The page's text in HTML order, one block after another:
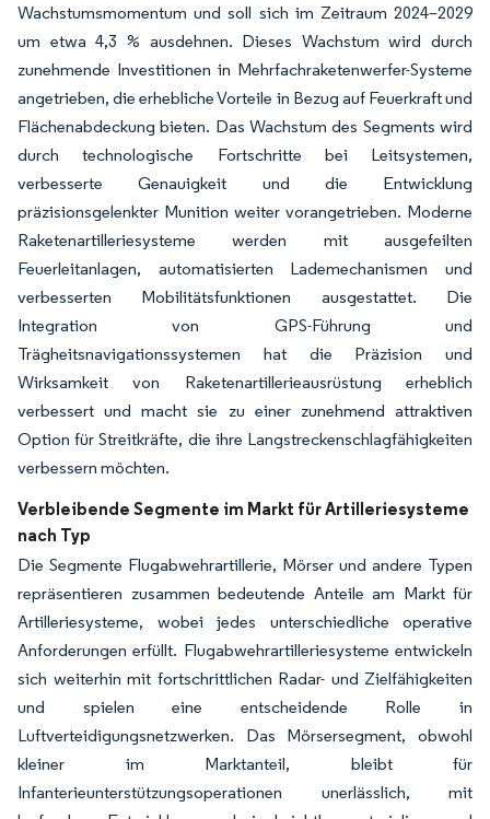
Wachstumsmomentum und soll sich im Zeitraum 2024–2029
um etwa 4,3 % ausdehnen. Dieses Wachstum wird durch
zunehmende Investitionen in Mehrfachraketenwerfer-Systeme
angetrieben, die erhebliche Vorteile in Bezug auf Feuerkraft und
Flächenabdeckung bieten. Das Wachstum des Segments wird
durch technologische Fortschritte bei Leitsystemen,
verbesserte Genauigkeit und die Entwicklung
präzisionsgelenkter Munition weiter vorangetrieben. Moderne
Raketenartilleriesysteme werden mit ausgefeilten
Feuerleitanlagen, automatisierten Lademechanismen und
verbesserten Mobilitätsfunktionen ausgestattet. Die
Integration von GPS-Führung und
Trägheitsnavigationssystemen hat die Präzision und
Wirksamkeit von Raketenartillerieausrüstung erheblich
verbessert und macht sie zu einer zunehmend attraktiven
Option für Streitkräfte, die ihre Langstreckenschlagfähigkeiten
verbessern möchten.
Verbleibende Segmente im Markt für Artilleriesysteme
nach Typ
Die Segmente Flugabwehrartillerie, Mörser und andere Typen
repräsentieren zusammen bedeutende Anteile am Markt für
Artilleriesysteme, wobei jedes unterschiedliche operative
Anforderungen erfüllt. Flugabwehrartilleriesysteme entwickeln
sich weiterhin mit fortschrittlichen Radar- und Zielfähigkeiten
und spielen eine entscheidende Rolle in
Luftverteidigungsnetzwerken. Das Mörsersegment, obwohl
kleiner im Marktanteil, bleibt für
Infanterieunterstützungsoperationen unerlässlich, mit